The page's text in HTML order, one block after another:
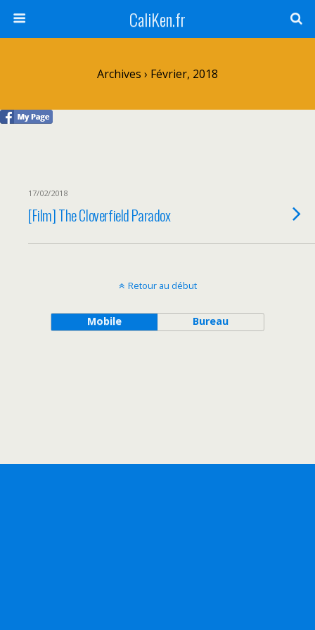
CaliKen.fr
Archives › Février, 2018
17/02/2018
[Film] The Cloverfield Paradox
Retour au début
Mobile Bureau